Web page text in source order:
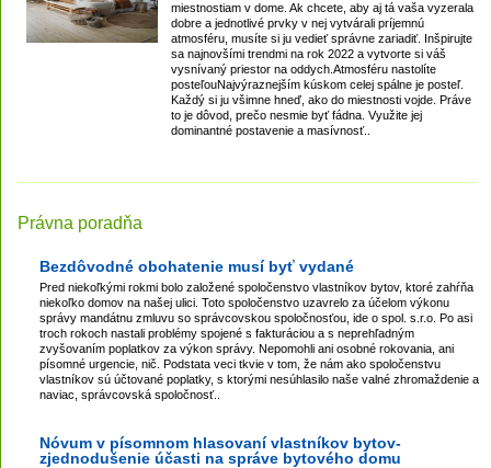
miestnostiam v dome. Ak chcete, aby aj tá vaša vyzerala
dobre a jednotlivé prvky v nej vytvárali príjemnú
atmosféru, musíte si ju vedieť správne zariadiť. Inšpirujte
sa najnovšími trendmi na rok 2022 a vytvorte si váš
vysnívaný priestor na oddych.Atmosféru nastolíte
posteľouNajvýraznejším kúskom celej spálne je posteľ.
Každý si ju všimne hneď, ako do miestnosti vojde. Práve
to je dôvod, prečo nesmie byť fádna. Využite jej
dominantné postavenie a masívnosť..
Právna poradňa
Bezdôvodné obohatenie musí byť vydané
Pred niekoľkými rokmi bolo založené spoločenstvo vlastníkov bytov, ktoré zahŕňa
niekoľko domov na našej ulici. Toto spoločenstvo uzavrelo za účelom výkonu
správy mandátnu zmluvu so správcovskou spoločnosťou, ide o spol. s.r.o. Po asi
troch rokoch nastali problémy spojené s fakturáciou a s neprehľadným
zvyšovaním poplatkov za výkon správy. Nepomohli ani osobné rokovania, ani
písomné urgencie, nič. Podstata veci tkvie v tom, že nám ako spoločenstvu
vlastníkov sú účtované poplatky, s ktorými nesúhlasilo naše valné zhromaždenie a
naviac, správcovská spoločnosť..
Nóvum v písomnom hlasovaní vlastníkov bytov-
zjednodušenie účasti na správe bytového domu